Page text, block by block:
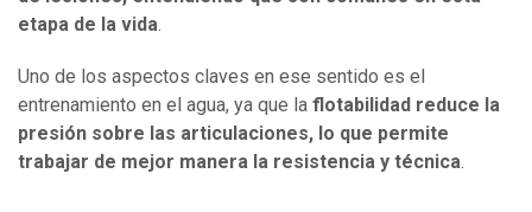
etapa de la vida
Uno de los aspectos claves en ese sentido es el
entrenamiento en el agua, ya que la flotabilidad reduce la
presión sobre las articulaciones, lo que permite
trabajar de mejor manera la resistencia y técnica